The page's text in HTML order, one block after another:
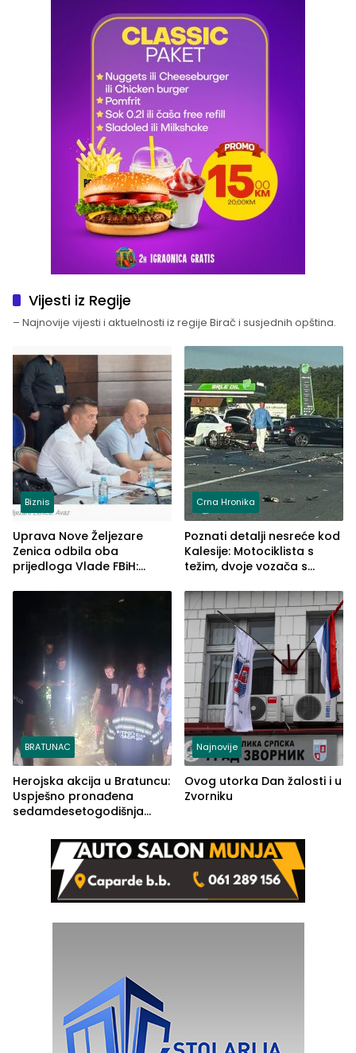
Vijesti iz Regije
– Najnovije vijesti i aktuelnosti iz regije Birač i susjednih opština.
Biznis
Uprava Nove Željezare
Zenica odbila oba
prijedloga Vlade FBiH:
rješenje
Crna Hronika
Poznati detalji nesreće kod
Kalesije: Motociklista s
težim, dvoje vozača s
BRATUNAC
Herojska akcija u Bratuncu:
Uspješno pronađena
sedamdesetogodišnja
Kravice.
Najnovije
Ovog utorka Dan žalosti i u
Zvorniku